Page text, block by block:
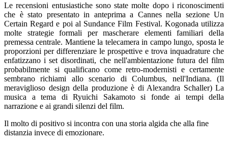
Le recensioni entusiastiche sono state molte dopo i riconoscimenti
che è stato presentato in anteprima a Cannes nella sezione Un
Certain Regard e poi al Sundance Film Festival. Kogonada utilizza
molte strategie formali per mascherare elementi familiari della
premessa centrale. Mantiene la telecamera in campo lungo, sposta le
proporzioni per differenziare le prospettive e trova inquadrature che
enfatizzano i set disordinati, che nell'ambientazione futura del film
probabilmente si qualificano come retro-modernisti e certamente
sembrano richiami allo scenario di Columbus, nell'Indiana. (Il
meraviglioso design della produzione è di Alexandra Schaller) La
musica a tema di Ryuichi Sakamoto si fonde ai tempi della
narrazione e ai grandi silenzi del film.
Il molto di positivo si incontra con una storia algida che alla fine
distanzia invece di emozionare.